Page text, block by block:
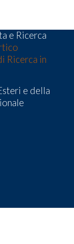
e Ricerca
Ricerca in
e della